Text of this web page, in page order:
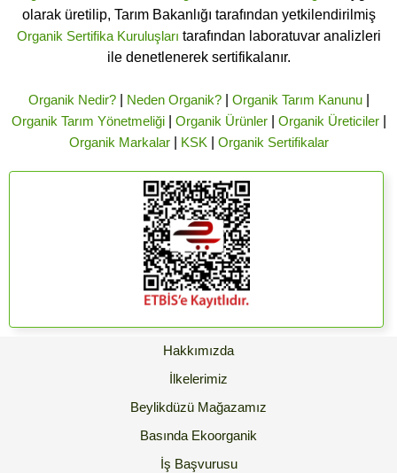
olarak üretilip, Tarım Bakanlığı tarafından yetkilendirilmiş
Organik Sertifika Kuruluşları tarafından laboratuvar analizleri
ile denetlenerek sertifikalanır.
Organik Nedir?| Neden Organik?| Organik Tarım Kanunu|
Organik Tarım Yönetmeliği| Organik Ürünler| Organik Üreticiler|
Organik Markalar| KSK Organik Sertifikalar
Hakkımızda
İlkelerimiz
Beylikdüzü Mağazamız
Basında Ekoorganik
İş Başvurusu